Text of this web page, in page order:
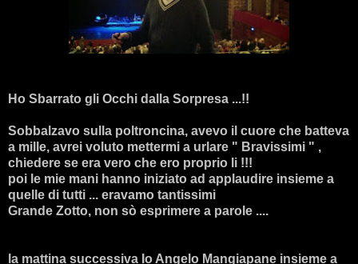
Ho Sbarrato gli Occhi dalla Sorpresa ...!!
Sobbalzavo sulla poltroncina, avevo il cuore che batteva
a mille, avrei voluto mettermi a urlare " Bravissimi " ,
chiedere se era vero che ero proprio li !!!
poi le mie mani hanno iniziato ad applaudire insieme a
quelle di tutti ... eravamo tantissimi
Grande Zotto, non sò esprimere a parole ....
la mattina successiva Io Angelo Mangiapane insieme a